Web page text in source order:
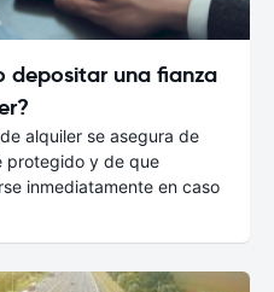
depositar una fianza
alquiler se asegura de
protegido y de que
inmediatamente en caso